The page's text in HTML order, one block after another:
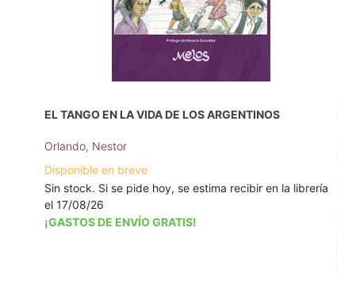
EL TANGO EN LA VIDA DE LOS ARGENTINOS
Orlando, Nestor
Disponible en breve
Sin stock. Si se pide hoy, se estima recibir en la librería
el 17/08/26
¡GASTOS DE ENVÍO GRATIS!